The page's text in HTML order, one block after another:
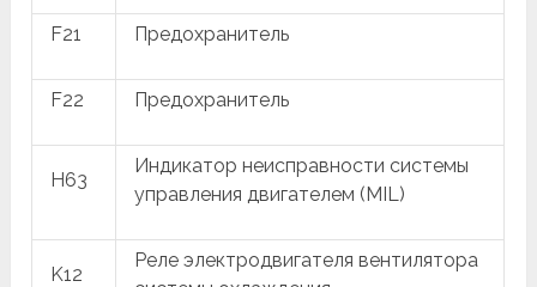
F21 Предохранитель
F22 Предохранитель
H63
Индикатор неисправности системы
управления двигателем (MIL)
K12
Реле электродвигателя вентилятора